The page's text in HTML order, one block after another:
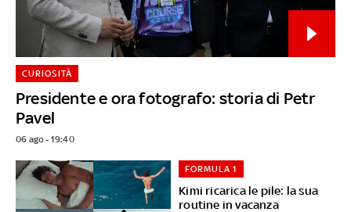
Presidente e ora fotografo: storia di Petr
Pavel
CURIOSITÀ
06 ago - 19:40
Kimi ricarica le pile: la sua
routine in vacanza
FORMULA 1